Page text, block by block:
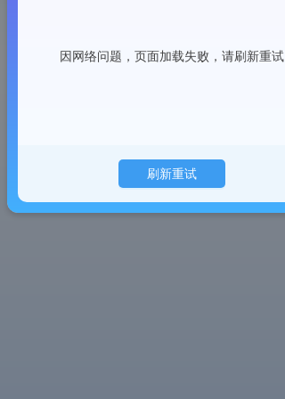
因网络问题，页面加载失败，请刷新重试
刷新重试